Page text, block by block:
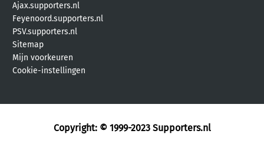
Ajax.supporters.nl
Feyenoord.supporters.nl
PSV.supporters.nl
Sitemap
Mijn voorkeuren
Cookie-instellingen
Copyright: © 1999-2023 Supporters.nl